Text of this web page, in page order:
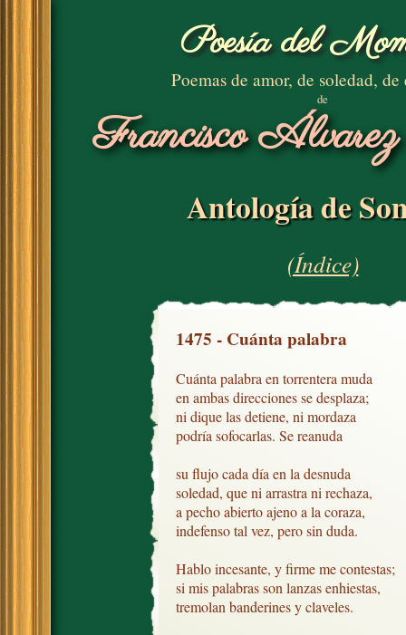
Poesía del
Poemas de amor, de soledad, de
de
Francisco
Antología de
(Índice)
1475 - Cuánta palabra
Cuánta palabra en torrentera muda
en ambas direcciones se desplaza;
ni dique las detiene, ni mordaza
podría sofocarlas. Se reanuda
su flujo cada día en la desnuda
soledad, que ni arrastra ni rechaza,
a pecho abierto ajeno a la coraza,
indefenso tal vez, pero sin duda.
Hablo incesante, y firme me contestas;
si mis palabras son lanzas enhiestas,
tremolan banderines y claveles.